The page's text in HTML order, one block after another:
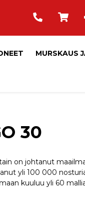
MURSKAUS
30
on johtanut
yli 100 000
kuuluu yli 60